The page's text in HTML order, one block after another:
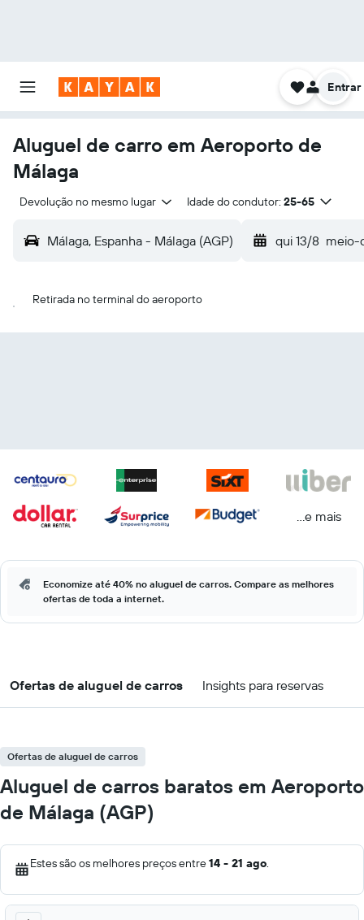
Entrar
Aluguel de carro em Aeroporto de
Málaga
Devolução no mesmo lugar Idade do condutor: 25-65
Málaga, Espanha - Málaga (AGP) qui 13/8 meio-
Retirada no terminal do aeroporto
...e mais
Economize até 40% no aluguel de carros. Compare as melhores
ofertas de toda a internet.
Ofertas de aluguel de carros Insights para reservas
Ofertas de aluguel de carros
Aluguel de carros baratos em Aeroporto
de Málaga (AGP)
Estes são os melhores preços entre14 - 21 ago.